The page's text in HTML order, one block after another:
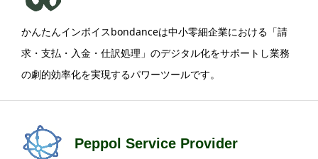
かんたんインボイスbondanceは中小零細企業における「請
求・支払・入金・仕訳処理」のデジタル化をサポートし業務
の劇的効率化を実現するパワーツールです。
Peppol Service Provider